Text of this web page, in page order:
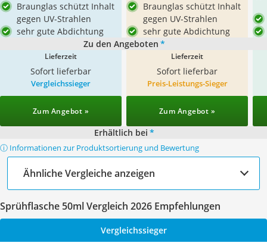
Braunglas schützt Inhalt
gegen UV-Strahlen
sehr gute Abdichtung
Braunglas schützt Inhalt
gegen UV-Strahlen
sehr gute Abdichtung
Zu den Angeboten *
Lieferzeit
Sofort lieferbar
Lieferzeit
Sofort lieferbar
Vergleichssieger
Zum Angebot »
Preis-Leistungs-Sieger
Zum Angebot »
Erhältlich bei *
ⓘ Informationen zur Produktsortierung und Bewertung
Ähnliche Vergleiche anzeigen
Sprühflasche 50ml Vergleich 2026 Empfehlungen
Vergleichssieger